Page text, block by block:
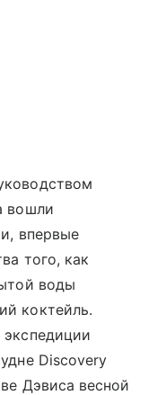
вошли
впервые
того, как
воды
коктейль.
Discovery
Дэвиса весной